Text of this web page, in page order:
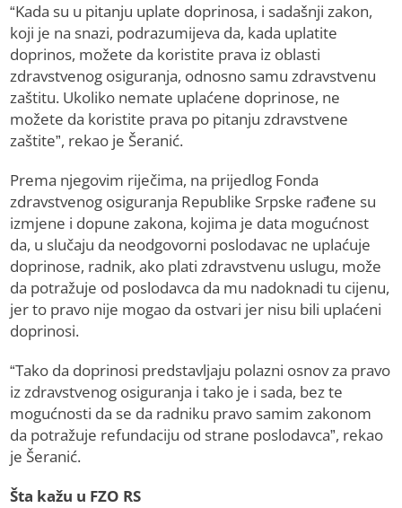
“Kada su u pitanju uplate doprinosa, i sadašnji zakon,
koji je na snazi, podrazumijeva da, kada uplatite
doprinos, možete da koristite prava iz oblasti
zdravstvenog osiguranja, odnosno samu zdravstvenu
zaštitu. Ukoliko nemate uplaćene doprinose, ne
možete da koristite prava po pitanju zdravstvene
zaštite”, rekao je Šeranić.
Prema njegovim riječima, na prijedlog Fonda
zdravstvenog osiguranja Republike Srpske rađene su
izmjene i dopune zakona, kojima je data mogućnost
da, u slučaju da neodgovorni poslodavac ne uplaćuje
doprinose, radnik, ako plati zdravstvenu uslugu, može
da potražuje od poslodavca da mu nadoknadi tu cijenu,
jer to pravo nije mogao da ostvari jer nisu bili uplaćeni
doprinosi.
“Tako da doprinosi predstavljaju polazni osnov za pravo
iz zdravstvenog osiguranja i tako je i sada, bez te
mogućnosti da se da radniku pravo samim zakonom
da potražuje refundaciju od strane poslodavca”, rekao
je Šeranić.
Šta kažu u FZO RS